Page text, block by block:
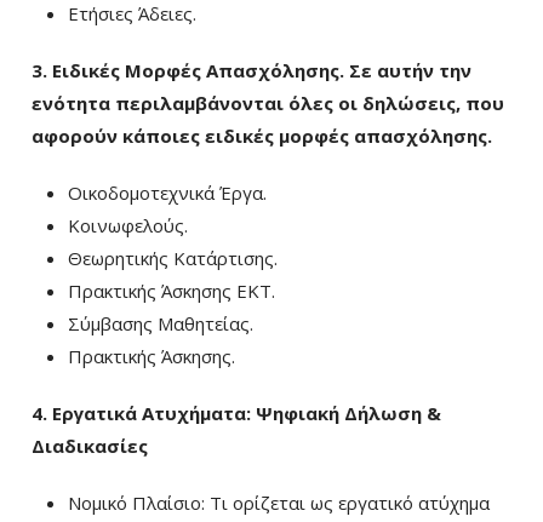
Ετήσιες Άδειες.
3. Ειδικές Μορφές Απασχόλησης. Σε αυτήν την
ενότητα περιλαμβάνονται όλες οι δηλώσεις, που
αφορούν κάποιες ειδικές μορφές απασχόλησης.
Οικοδομοτεχνικά Έργα.
Κοινωφελούς.
Θεωρητικής Κατάρτισης.
Πρακτικής Άσκησης ΕΚΤ.
Σύμβασης Μαθητείας.
Πρακτικής Άσκησης.
4. Εργατικά Ατυχήματα: Ψηφιακή Δήλωση &
Διαδικασίες
Νομικό Πλαίσιο: Τι ορίζεται ως εργατικό ατύχημα